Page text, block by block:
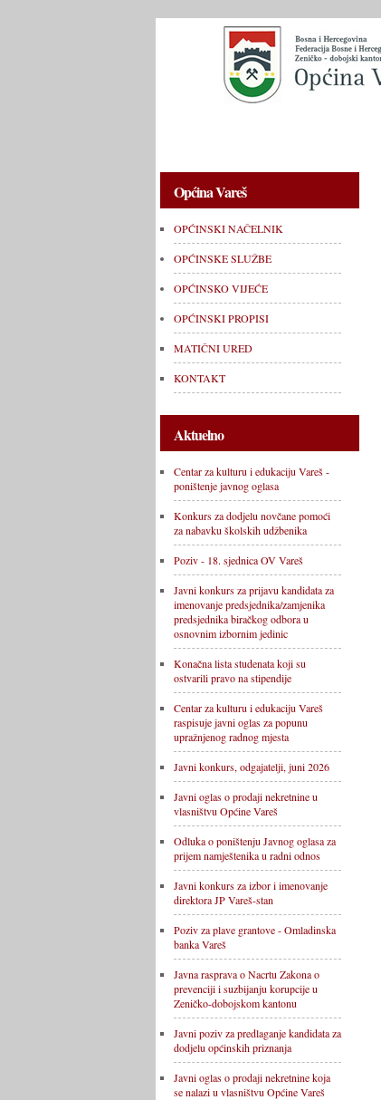
Općina Vareš
OPĆINSKI NAČELNIK
OPĆINSKE SLUŽBE
OPĆINSKO VIJEĆE
OPĆINSKI PROPISI
MATIČNI URED
KONTAKT
Aktuelno
Centar za kulturu i edukaciju Vareš -
poništenje javnog oglasa
Konkurs za dodjelu novčane pomoći
za nabavku školskih udžbenika
Poziv - 18. sjednica OV Vareš
Javni konkurs za prijavu kandidata za
imenovanje predsjednika/zamjenika
predsjednika biračkog odbora u
osnovnim izbornim jedinic
Konačna lista studenata koji su
ostvarili pravo na stipendije
Centar za kulturu i edukaciju Vareš
raspisuje javni oglas za popunu
upražnjenog radnog mjesta
Javni konkurs, odgajatelji, juni 2026
Javni oglas o prodaji nekretnine u
vlasništvu Općine Vareš
Odluka o poništenju Javnog oglasa za
prijem namještenika u radni odnos
Javni konkurs za izbor i imenovanje
direktora JP Vareš-stan
Poziv za plave grantove - Omladinska
banka Vareš
Javna rasprava o Nacrtu Zakona o
prevenciji i suzbijanju korupcije u
Zeničko-dobojskom kantonu
Javni poziv za predlaganje kandidata za
dodjelu općinskih priznanja
Javni oglas o prodaji nekretnine koja
se nalazi u vlasništvu Općine Vareš